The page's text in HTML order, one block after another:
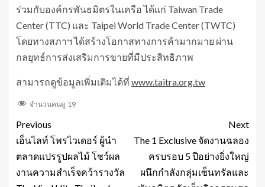
ร่วมกับองค์กรพันธมิตรในเครือ ได้แก่ Taiwan Trade
Center (TTC) และ Taipei World Trade Center (TWTC)
โดยทางสภาฯ ได้สร้างโอกาสทางการค้ามากมาย ผ่าน
กลยุทธ์การส่งเสริมการขายที่มีประสิทธิภาพ
สามารถดูข้อมูลเพิ่มเติมได้ที่ www.taitra.org.tw
จำนวนคนดู 19
Previous
เอ็นไลท์ โพรไวเดอร์ ผู้นำ
ตลาดแปรรูปผลไม้ โชว์ผล
งานความสำเร็จคว้ารางวัล
Next
The 1 Exclusive จัดงานฉลอง
ครบรอบ 5 ปีอย่างยิ่งใหญ่
ผนึกกำลังกลุ่มเซ็นทรัลและ